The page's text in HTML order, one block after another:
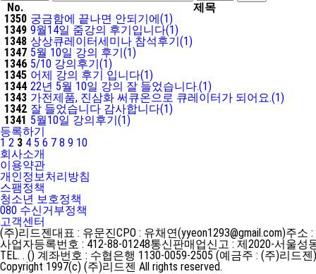
No.
제목
1350 궁금함에 끝나면 안되기에(1)
1349 9월14일 줌강의 후기입니다(1)
1348 상상큐레이터세미나 참석후기(1)
1347 5월 10일 강의 후기(1)
1346 5/10 강의후기(1)
1345 어제 강의 후기 입니다(1)
1344 22년 5월 10일 강의 잘 들었습니다.(1)
1343 가전제품, 진삼화 써큐온으로 큐레이터가 되어요.(1)
1342 잘 들었습니다 감사합니다(1)
1341 5월10일 강의후기(1)
등록하기
1 2 3 4 5 6 7 8 9 10
회사소개
이용약관
개인정보처리방침
스팸정책
청소년 보호정책
080 수신거부정책
고객센터
(주)리드젠대표 : 유문진CPO : 유채연(yyeon1293@gmail.com)주소
사업자등록번호 : 412-88-01248통신판매업신고 : 제2020-서울성
TEL. . () 계좌번호 : 수협은행 1130-0059-2505 (예금주 : (주)리드젠)
Copyright 1997(c) (주)리드젠 All rights reserved.